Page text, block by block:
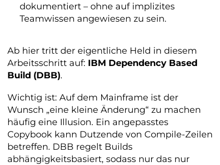
dokumentiert – ohne auf implizites
Teamwissen angewiesen zu sein.
Ab hier tritt der eigentliche Held in diesem
Arbeitsschritt auf: IBM Dependency Based
Build (DBB).
Wichtig ist: Auf dem Mainframe ist der
Wunsch „eine kleine Änderung“ zu machen
häufig eine Illusion. Ein angepasstes
Copybook kann Dutzende von Compile-Zeilen
betreffen. DBB regelt Builds
abhängigkeitsbasiert, sodass nur das nur